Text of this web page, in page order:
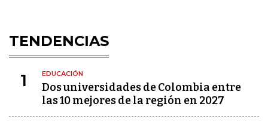
TENDENCIAS
1 EDUCACIÓN
Dos universidades de Colombia entre
las 10 mejores de la región en 2027